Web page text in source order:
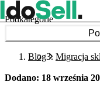
Podkategorie
Blog Migracja
Dodano: 18 września